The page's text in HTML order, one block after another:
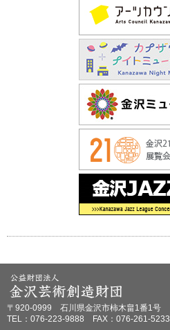
〒920-0999 石川県金沢市柿木畠1番1号
TEL：076-223-9888 FAX：076-261-5233